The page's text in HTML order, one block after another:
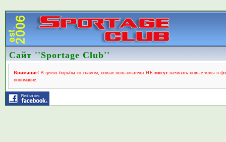
Сайт ''Sportage Club''
Внимание!В целях борьбы со спамом, новые пользователи НЕ могутначинать новые темы в
понимание.